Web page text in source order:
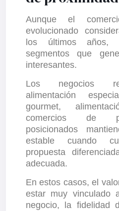
Aunque el
evolucionado
los últimos años,
segmentos que
interesantes.
Los negocios
alimentación
gourmet,
comercios de
posicionados
estable cuando
propuesta
adecuada.
En estos casos, el
estar muy vinculado
negocio, la fidelidad